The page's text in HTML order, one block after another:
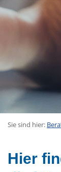
Sie sind hier:
Hier